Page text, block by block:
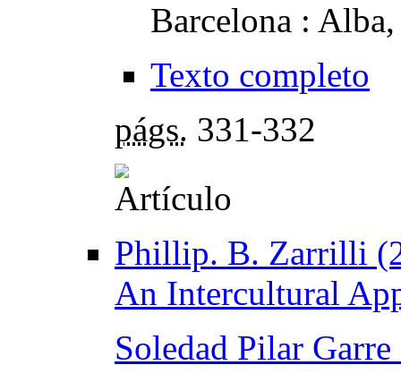
Barcelona :
Texto completo
págs. 331-332
Phillip. B. Zarrilli
An Intercultural
Soledad Pilar